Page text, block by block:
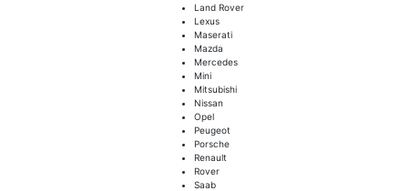
Land Rover
Lexus
Maserati
Mazda
Mercedes
Mini
Mitsubishi
Nissan
Opel
Peugeot
Porsche
Renault
Rover
Saab